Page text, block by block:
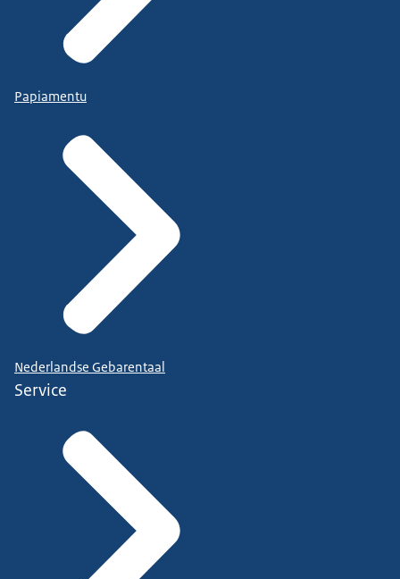
Papiamentu
Nederlandse Gebarentaal
Service